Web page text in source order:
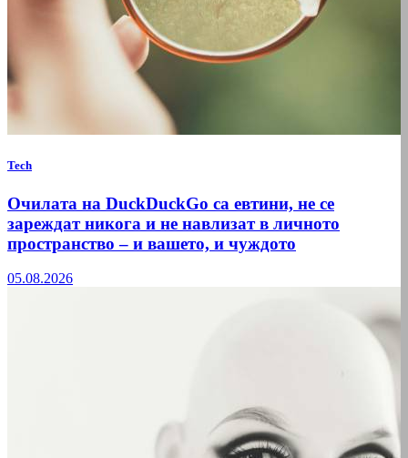
Tech
Очилата на DuckDuckGo са евтини, не се
зареждат никога и не навлизат в личното
пространство – и вашето, и чуждото
05.08.2026